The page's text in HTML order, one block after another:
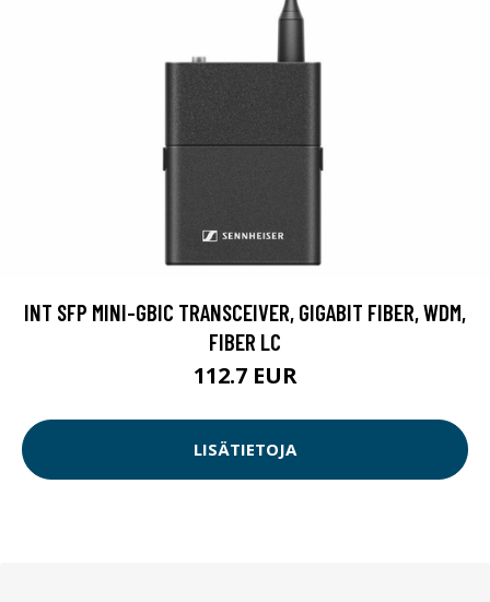
INT SFP MINI-GBIC TRANSCEIVER, GIGABIT FIBER, WDM,
FIBER LC
112.7 EUR
LISÄTIETOJA